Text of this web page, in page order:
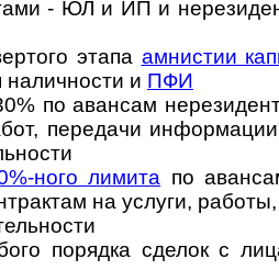
- ЮЛ и ИП и
этапа амнистии
налич­ности и ПФИ
по авансам
пере­дачи
ного лимита по
на ус­лу­ги,
порядка сделок с